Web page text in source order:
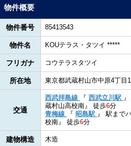
物件概要
物件番号 85413543
物件名 KOUテラス・タツイ *****
フリガナ コウテラスタツイ
所在地 東京都武蔵村山市中原4丁目
交通
西武拝島線 『 西武立川駅 』
蔵村山高校南』 徒歩6分
青梅線
『 昭島駅 』 駅まで
校南』 徒歩6分
建物構造 木造